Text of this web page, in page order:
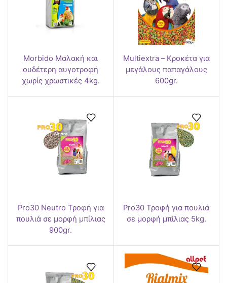
Morbido Μαλακή και
ουδέτερη αυγοτροφή
χωρίς χρωστικές 4kg.
Multiextra – Κροκέτα για
μεγάλους παπαγάλους
600gr.
Pro30 Neutro Τροφή για
πουλιά σε μορφή μπίλιας
900gr.
Pro30 Τροφή για πουλιά
σε μορφή μπίλιας 5kg.